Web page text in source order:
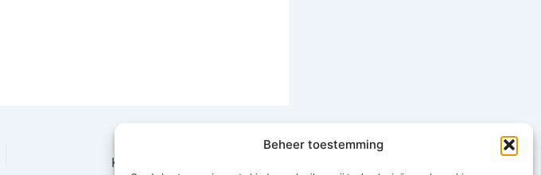
Beheer toestemming
VOLGENDE
Klankbord groep Coffeeshop